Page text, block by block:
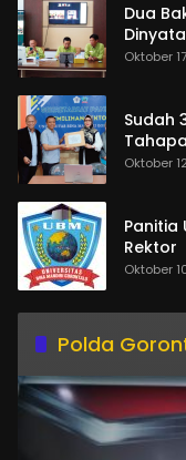
Dua
Oktober
Sudah
Oktober
Panitia
Rektor
Oktober
Polda